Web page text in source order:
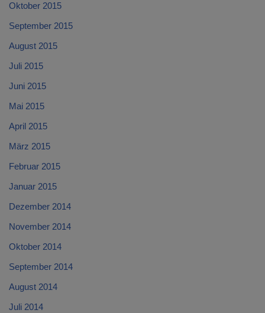
Oktober 2015
September 2015
August 2015
Juli 2015
Juni 2015
Mai 2015
April 2015
März 2015
Februar 2015
Januar 2015
Dezember 2014
November 2014
Oktober 2014
September 2014
August 2014
Juli 2014